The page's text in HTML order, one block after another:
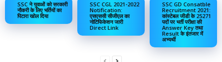
SSC ने युवाओं को सरकारी
नौकरी के लिए भर्तियों का
पिटारा खोल दिया
SSC CGL 2021-2022
Notification:
एसएससी सीजीएल का
नोटिफिकेशन जारी
Direct Link
SSC GD Consatble
Recruitment 2021:
कांस्टेबल जीडी के 25271
पदों पर भर्ती परीक्षा की
Answer Key तथा
Result के इंतजार में
अभ्यर्थी